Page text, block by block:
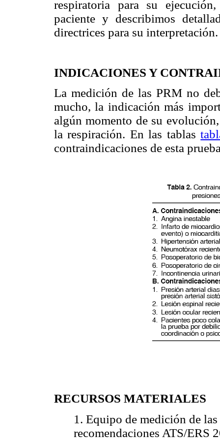
respiratoria para su
paciente y describimos
directrices para su interpretación.
INDICACIONES Y
La medición de las PRM no
mucho, la indicación más
algún momento de su
la respiración. En las tablas
contraindicaciones de esta
RECURSOS MATERIALES
1. Equipo de medición de
recomendaciones ATS/ERS